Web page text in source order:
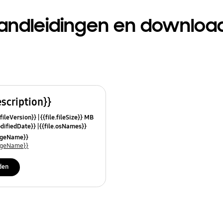
en
{{file.fileSize}} MB
{{file.osNames}}